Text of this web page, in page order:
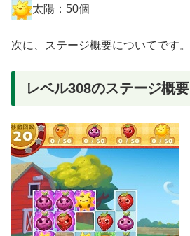
太陽：50個
次に、ステージ概要についてです。
レベル308のステージ概要